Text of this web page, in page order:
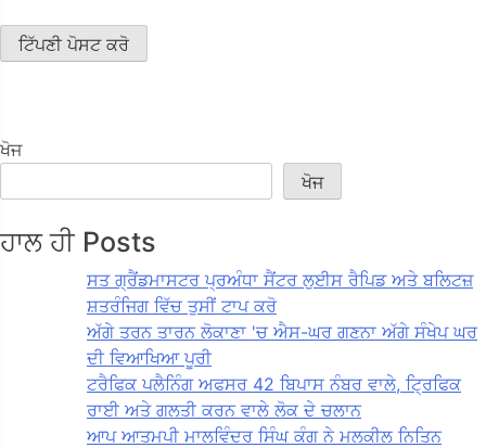
ਖੋਜ
ਖੋਜ
ਹਾਲ ਹੀ Posts
ਸਤ ਗ੍ਰੈਂਡਮਾਸਟਰ ਪ੍ਰਅੰਧਾ ਸੈਂਟਰ ਲੁਈਸ ਰੈਪਿਡ ਅਤੇ ਬਲਿਟਜ਼
ਸ਼ਤਰੰਜਿਗ ਵਿੱਚ ਤੁਸੀਂ ਟਾਪ ਕਰੋ
ਅੱਗੇ ਤਰਨ ਤਾਰਨ ਲੋਕਾਣਾ 'ਚ ਐਸ-ਘਰ ਗਣਨਾ ਅੱਗੇ ਸੰਖੇਪ ਘਰ
ਦੀ ਵਿਆਖਿਆ ਪੂਰੀ
ਟਰੈਫਿਕ ਪਲੈਨਿੰਗ ਅਫਸਰ 42 ਬਿਪਾਸ ਨੰਬਰ ਵਾਲੇ, ਟ੍ਰਿਫਿਕ
ਰਾਈ ਅਤੇ ਗਲਤੀ ਕਰਨ ਵਾਲੇ ਲੋਕ ਦੇ ਚਲਾਨ
ਆਪ ਆਤਮਪੀ ਮਾਲਵਿੰਦਰ ਸਿੰਘ ਕੰਗ ਨੇ ਮਲਕੀਲ ਨਿਤਿਨ